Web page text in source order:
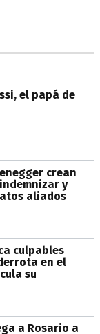
el papá de
crean
y
aliados
culpables
en el
su
a Rosario a